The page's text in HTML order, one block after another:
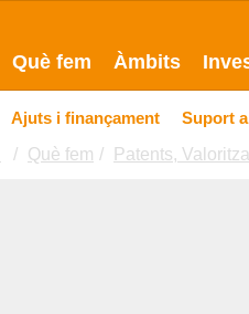
Què fem Àmbits
Ajuts i finançament Suport
Què fem Patents,